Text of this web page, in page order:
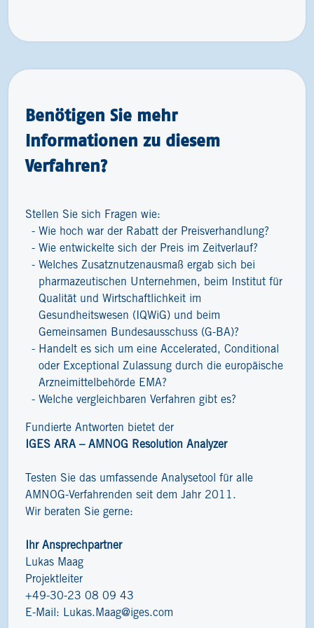
Benötigen Sie mehr
Informationen zu diesem
Verfahren?
Stellen Sie sich Fragen wie:
Wie hoch war der Rabatt der Preisverhandlung?
Wie entwickelte sich der Preis im Zeitverlauf?
Welches Zusatznutzenausmaß ergab sich bei
pharmazeutischen Unternehmen, beim Institut für
Qualität und Wirtschaftlichkeit im
Gesundheitswesen (IQWiG) und beim
Gemeinsamen Bundesausschuss (G-BA)?
Handelt es sich um eine Accelerated, Conditional
oder Exceptional Zulassung durch die europäische
Arzneimittelbehörde EMA?
Welche vergleichbaren Verfahren gibt es?
Fundierte Antworten bietet der
IGES ARA – AMNOG Resolution Analyzer
Testen Sie das umfassende Analysetool für alle
AMNOG-Verfahrenden seit dem Jahr 2011.
Wir beraten Sie gerne:
Ihr Ansprechpartner
Lukas Maag
Projektleiter
+49-30-23 08 09 43
E-Mail: Lukas.Maag@iges.com